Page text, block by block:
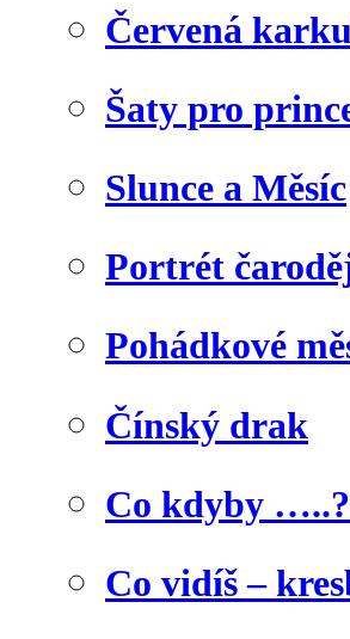
Červená
Šaty pro
Slunce a Měsíc
Portrét
Pohádkové
Čínský drak
Co kdyby
Co vidíš –